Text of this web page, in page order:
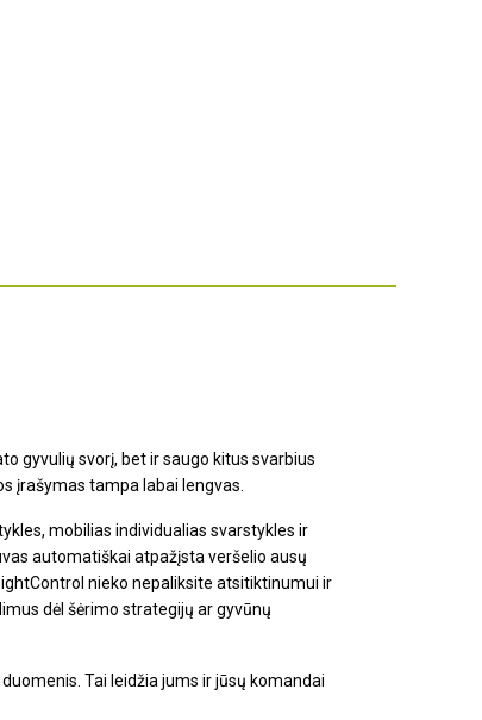
gyvulių svorį, bet ir saugo kitus svarbius
įrašymas tampa labai lengvas.
mobilias individualias svarstykles ir
automatiškai atpažįsta veršelio ausų
nieko nepaliksite atsitiktinumui ir
dėl šėrimo strategijų ar gyvūnų
Tai leidžia jums ir jūsų komandai